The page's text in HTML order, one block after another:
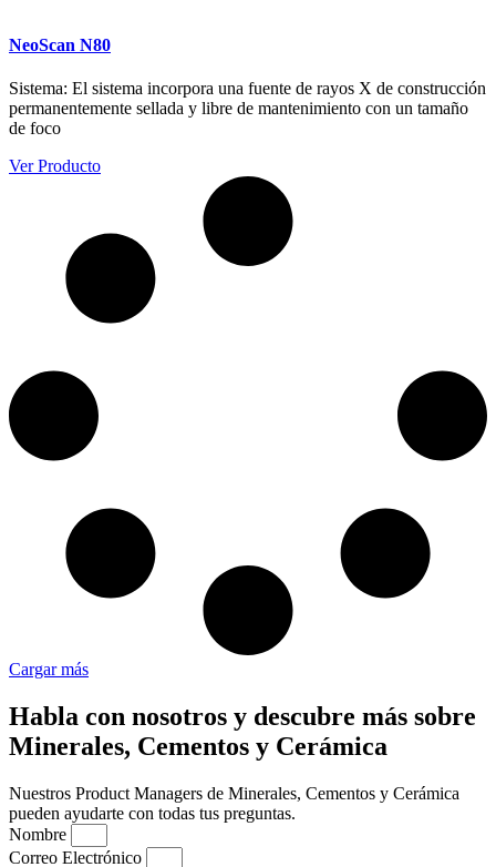
NeoScan N80
Sistema: El sistema incorpora una fuente de rayos X de construcción
permanentemente sellada y libre de mantenimiento con un tamaño
de foco
Ver Producto
Cargar más
Habla con nosotros y descubre más sobre
Minerales, Cementos y Cerámica
Nuestros Product Managers de Minerales, Cementos y Cerámica
pueden ayudarte con todas tus preguntas.
Nombre
Correo Electrónico